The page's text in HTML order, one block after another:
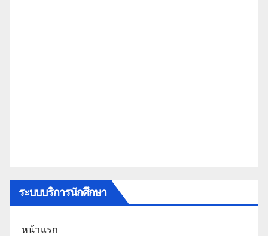
ระบบบริการนักศึกษา
หน้าแรก